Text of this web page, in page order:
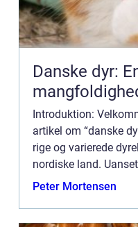
Danske dyr:
Introduktion:
artikel om “danske
rige og varierede
nordiske land.
en dyreelsker, vil
Peter Mortensen